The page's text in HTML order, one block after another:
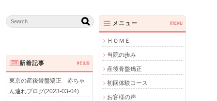
メニュー MENU
ＨＯＭＥ
当院の歩み
産後骨盤矯正
初回体験コース
お客様の声
新着記事 NEWS
東京の産後骨盤矯正 赤ちゃ
ん連れブログ(2023-03-04)